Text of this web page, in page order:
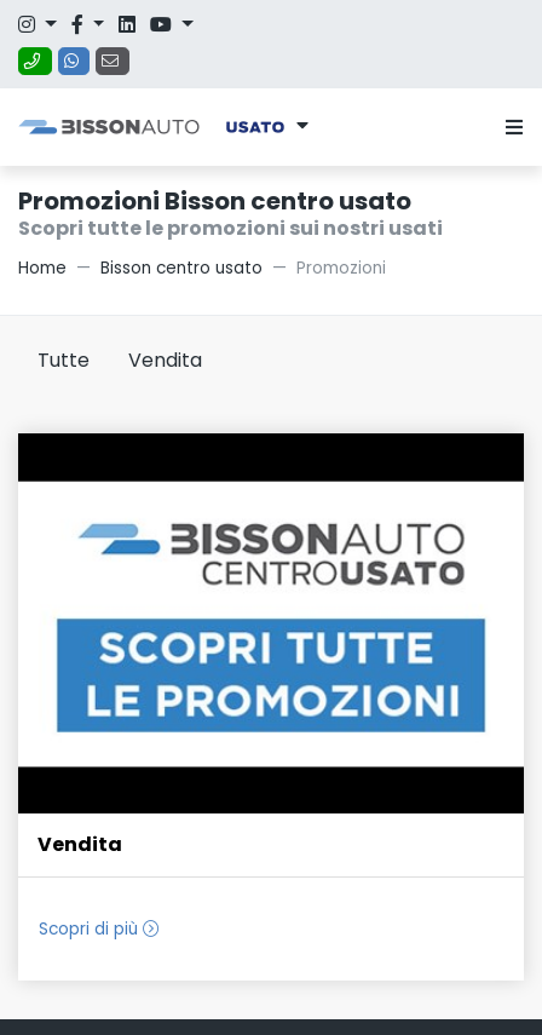
Promozioni Bisson centro usato
Scopri tutte le promozioni sui nostri usati
Home Bisson centro usato Promozioni
Tutte Vendita
Vendita
Scopri di più